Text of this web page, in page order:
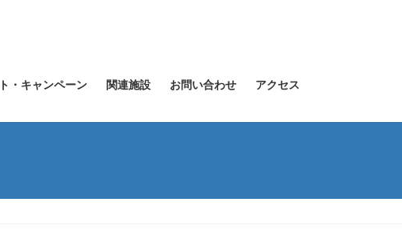
・キャンペーン 関連施設 お問い合わせ アクセス